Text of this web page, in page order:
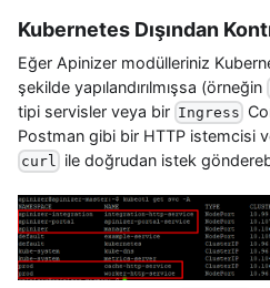
Kubernetes Dışından
Eğer Apinizer modülleriniz
şekilde yapılandırılmışsa (örneğin
tipi servisler veya bir Ingress
Postman gibi bir HTTP istemcisi
curl ile doğrudan istek